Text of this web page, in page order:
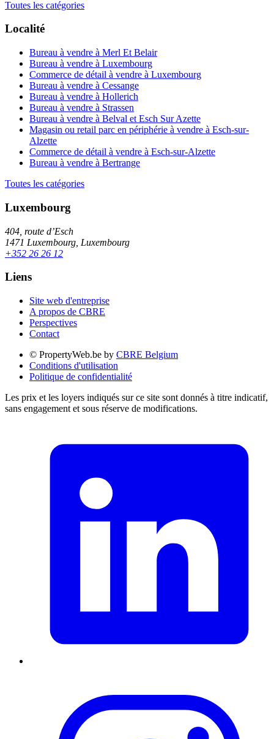
Toutes les catégories
Localité
Bureau à vendre à Merl Et Belair
Bureau à vendre à Luxembourg
Commerce de détail à vendre à Luxembourg
Bureau à vendre à Cessange
Bureau à vendre à Hollerich
Bureau à vendre à Strassen
Bureau à vendre à Belval et Esch Sur Azette
Magasin ou retail parc en périphérie à vendre à Esch-sur-
Alzette
Commerce de détail à vendre à Esch-sur-Alzette
Bureau à vendre à Bertrange
Toutes les catégories
Luxembourg
404, route d’Esch
1471 Luxembourg, Luxembourg
+352 26 26 12
Liens
Site web d'entreprise
A propos de CBRE
Perspectives
Contact
© PropertyWeb.be by CBRE Belgium
Conditions d'utilisation
Politique de confidentialité
Les prix et les loyers indiqués sur ce site sont donnés à titre indicatif,
sans engagement et sous réserve de modifications.